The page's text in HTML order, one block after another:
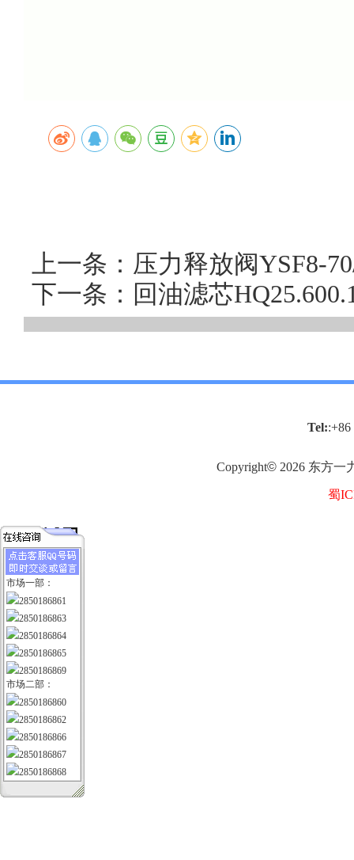
上一条：压力释放阀YSF8-
下一条：回油滤芯
Tel::+86
Copyright© 2026 东方一
蜀
市场一部：
2850186861
2850186863
2850186864
2850186865
2850186869
市场二部：
2850186860
2850186862
2850186866
2850186867
2850186868